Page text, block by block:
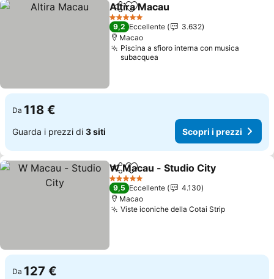
CondividiAggiungi ai preferiti
Altira Macau
5 Stelle
9,2 Eccellente
3.632
Macao
Piscina a sfioro interna con musica
subacquea
Da 118 €
Guarda i prezzi di 3 siti Scopri i prezzi
CondividiAggiungi ai preferiti
W Macau - Studio City
5 Stelle
9,5 Eccellente
4.130
Macao
Viste iconiche della Cotai Strip
Da 127 €